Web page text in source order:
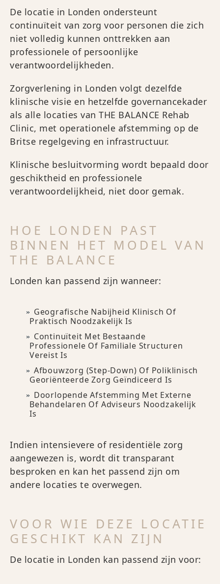
De locatie in Londen ondersteunt
continuïteit van zorg voor personen die zich
niet volledig kunnen onttrekken aan
professionele of persoonlijke
verantwoordelijkheden.
Zorgverlening in Londen volgt dezelfde
klinische visie en hetzelfde governancekader
als alle locaties van THE BALANCE Rehab
Clinic, met operationele afstemming op de
Britse regelgeving en infrastructuur.
Klinische besluitvorming wordt bepaald door
geschiktheid en professionele
verantwoordelijkheid, niet door gemak.
HOE LONDEN PAST
BINNEN HET MODEL VAN
THE BALANCE
Londen kan passend zijn wanneer:
Geografische Nabijheid Klinisch Of
Praktisch Noodzakelijk Is
Continuïteit Met Bestaande
Professionele Of Familiale Structuren
Vereist Is
Afbouwzorg (step-Down) Of Poliklinisch
Georiënteerde Zorg Geïndiceerd Is
Doorlopende Afstemming Met Externe
Behandelaren Of Adviseurs Noodzakelijk
Is
Indien intensievere of residentiële zorg
aangewezen is, wordt dit transparant
besproken en kan het passend zijn om
andere locaties te overwegen.
VOOR WIE DEZE LOCATIE
GESCHIKT KAN ZIJN
De locatie in Londen kan passend zijn voor: